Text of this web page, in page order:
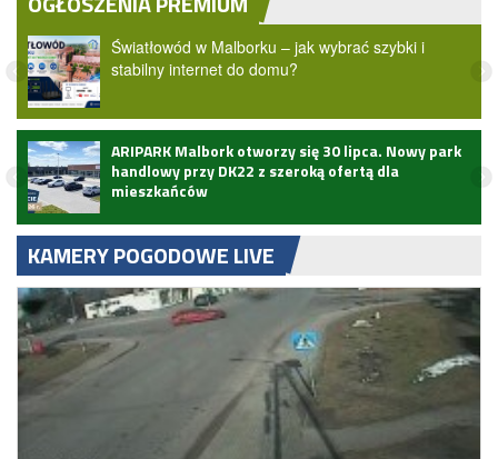
Światłowód w Malborku – jak wybrać szybki i
stabilny internet do domu?
ARIPARK Malbork otworzy się 30 lipca. Nowy park
handlowy przy DK22 z szeroką ofertą dla
mieszkańców
KAMERY POGODOWE LIVE